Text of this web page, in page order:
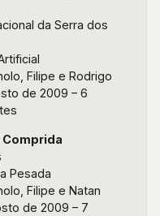
da Serra dos
Filipe e Rodrigo
de 2009 – 6
Comprida
Pesada
Filipe e Natan
de 2009 – 7